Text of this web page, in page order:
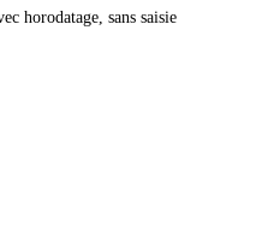
horodatage, sans saisie